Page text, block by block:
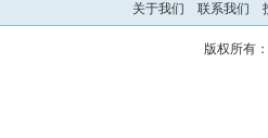
关于我们 联系我们
版权所有：